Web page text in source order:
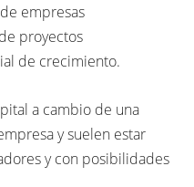
empresas
proyectos
de crecimiento.
a cambio de una
y suelen estar
y con posibilidades